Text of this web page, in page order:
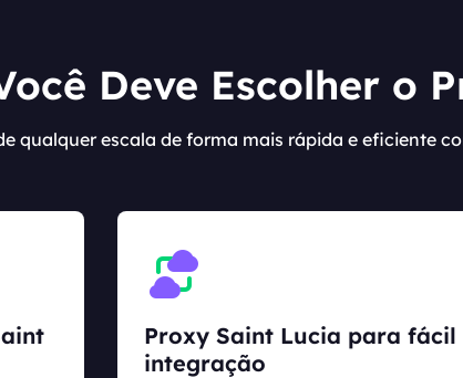
Deve Escolher o
qualquer escala de forma mais rápida e eficiente
Proxy Saint Lucia para fácil
integração